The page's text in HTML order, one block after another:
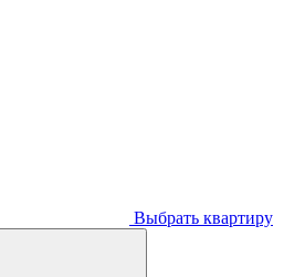
Выбрать квартиру